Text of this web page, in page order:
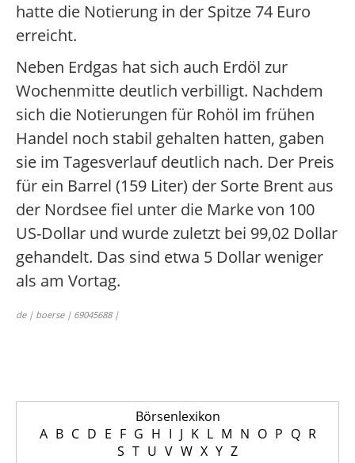
hatte die Notierung in der Spitze 74 Euro
erreicht.
Neben Erdgas hat sich auch Erdöl zur
Wochenmitte deutlich verbilligt. Nachdem
sich die Notierungen für Rohöl im frühen
Handel noch stabil gehalten hatten, gaben
sie im Tagesverlauf deutlich nach. Der Preis
für ein Barrel (159 Liter) der Sorte Brent aus
der Nordsee fiel unter die Marke von 100
US-Dollar und wurde zuletzt bei 99,02 Dollar
gehandelt. Das sind etwa 5 Dollar weniger
als am Vortag.
de | boerse | 69045688 |
Börsenlexikon
A B C D E F G H I J K L M N O P Q R
S T U V W X Y Z